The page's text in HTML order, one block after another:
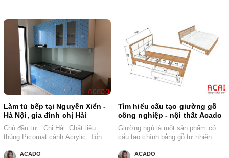
Làm tủ bếp tại Nguyễn Xiển -
Hà Nội, gia đình chị Hải
Chủ đầu tư : Chị Hải. Chất liệu :
thùng Picomat cánh Acrylic. Tổng
ACADO
Tìm hiểu cấu tạo giường gỗ
công nghiệp - nội thất Acado
Giường ngủ là một sản phẩm có
cấu tạo chính bằng gỗ tự nhiên
ACADO